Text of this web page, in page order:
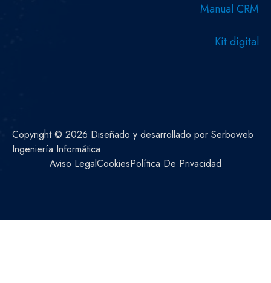
Manual CRM
Kit digital
Copyright © 2026 Diseñado y desarrollado por Serboweb
Ingeniería Informática.
Aviso LegalCookiesPolítica De Privacidad